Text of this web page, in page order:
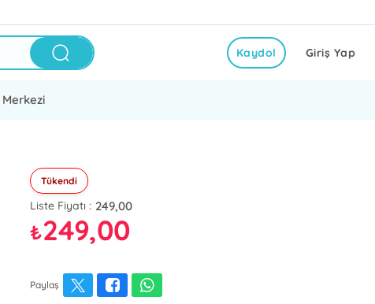
Giriş Yap
Kaydol
Merkezi
Tükendi
Liste Fiyatı : 249,00
₺249,00
Paylaş